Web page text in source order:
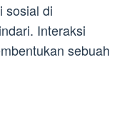
sosial di
Interaksi
sebuah